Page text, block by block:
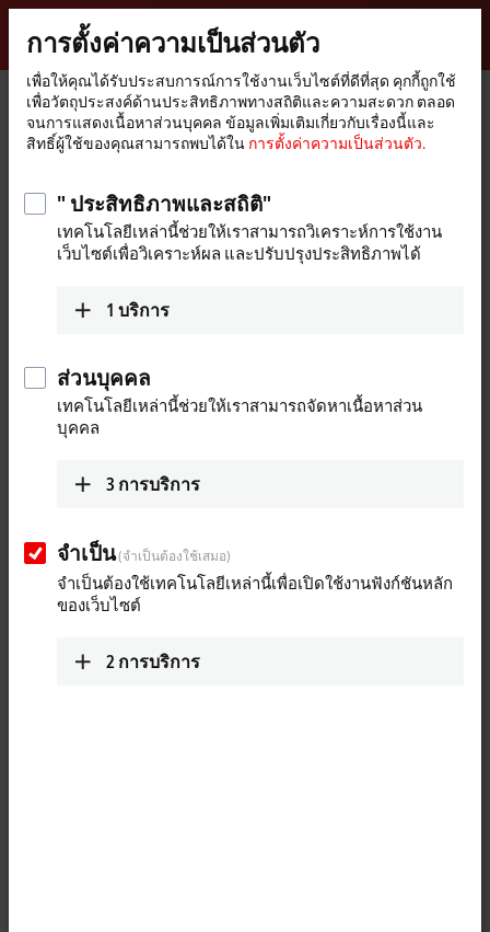
Beckhoff
-
New
Automation
Technology
myBeckhoff
หน้า
หลัก
บริษัท ข่าวสาร Hannover Messe 2019:
เมื่อคุณคลิกที่ "ยอมรับ" เราจะแสดงวิดิโอและปรับการตั้งค่า
ความเป็นส่วนตัว มีการโหลดเนื้อหาวิดิโอภายนอกในระหว่าง
Apr 4, 2019
Hannover Messe 2019:
Hannover Messe 2019: Beckhoff Trade Show
TV, day 4
Day 4 | CX7000 small TwinCAT 3 controller, drive technology without
การตั้งค่าความเป็นส่วนตัว
เพื่อให้คุณได้รับประสบการณ์การใช้งานเว็บไซต์ที่ดีที่สุด คุกกี้ถูกใช้
เพื่อวัตถุประสงค์ด้านประสิทธิภาพทางสถิติและความสะดวก ตลอด
จนการแสดงเนื้อหาส่วนบุคคล ข้อมูลเพิ่มเติมเกี่ยวกับเรื่องนี้และ
สิทธิ์ผู้ใช้ของคุณสามารถพบได้ใน การตั้งค่าความเป็นส่วนตัว.
" ประสิทธิภาพและสถิติ"
เทคโนโลยีเหล่านี้ช่วยให้เราสามารถวิเคราะห์การใช้งาน
เว็บไซต์เพื่อวิเคราะห์ผล และปรับปรุงประสิทธิภาพได้
1 บริการ
ส่วนบุคคล
เทคโนโลยีเหล่านี้ช่วยให้เราสามารถจัดหาเนื้อหาส่วน
บุคคล
3 การบริการ
จำเป็น(จำเป็นต้องใช้เสมอ)
จำเป็นต้องใช้เทคโนโลยีเหล่านี้เพื่อเปิดใช้งานฟังก์ชันหลัก
ของเว็บไซต์
2 การบริการ